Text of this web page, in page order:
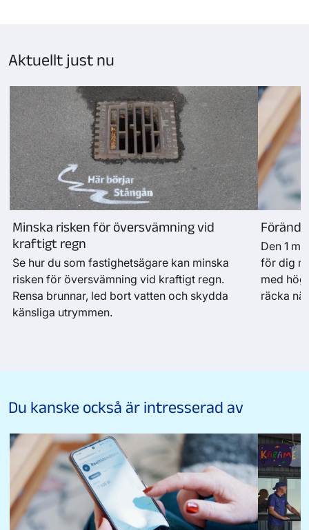
kort
1–
Aktuellt just nu
Minska risken för översvämning vid
kraftigt regn
Se hur du som fastighetsägare kan minska
risken för översvämning vid kraftigt regn.
Rensa brunnar, led bort vatten och skydda
känsliga utrymmen.
Den 1
för dig
med
räcka
Du kanske också är intresserad av